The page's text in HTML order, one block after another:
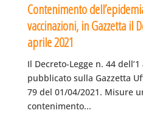
Contenimento
vaccinazioni, in Gazzetta il
aprile 2021
Il Decreto-Legge n. 44
pubblicato sulla Gazzetta
79 del 01/04/2021. Misure
contenimento...